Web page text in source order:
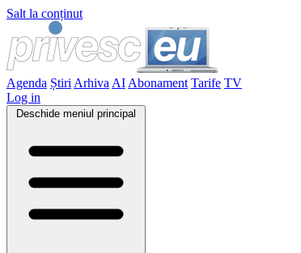
Salt la conținut
Agenda Știri Arhiva AI Abonament Tarife TV
Log in
Deschide meniul principal